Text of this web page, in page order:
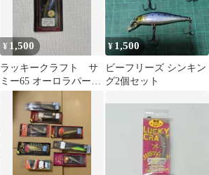
¥ 1,500
ラッキークラフト サ
ミー65 オーロラパープ
¥1,500
ビーフリーズ シンキン
グ2個セット